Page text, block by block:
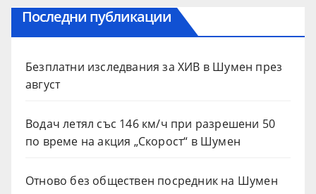
Последни публикации
Безплатни изследвания за ХИВ в Шумен през
август
Водач летял със 146 км/ч при разрешени 50
по време на акция „Скорост“ в Шумен
Отново без обществен посредник на Шумен